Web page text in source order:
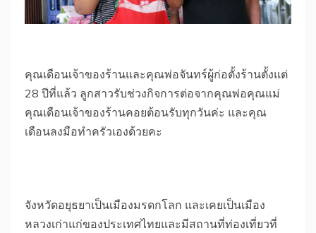
คุณเดือนเจ้าของร้านและคุณพ่อจันทร์ผู้ก่อตั้งร้านตั้งแต่
28 ปีที่แล้ว ลูกสาวรับช่วงกิจการต่อจากคุณพ่อคุณแม่
คุณเดือนเจ้าของร้านคอยต้อนรับทุกวันค่ะ และคุณ
เดือนลงมือทำครัวเองด้วยคะ
จังหวัดอยุธยาเป็นเมืองมรดกโลก และเคยเป็นเมือง
หลวงเก่าแก่ของประเทศไทยและมีสถานที่ท่องเที่ยวที่